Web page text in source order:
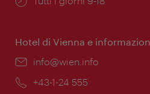
Hotel di Vienna e
Email:
info@wien.info
Telefono:
+43-1-24 555